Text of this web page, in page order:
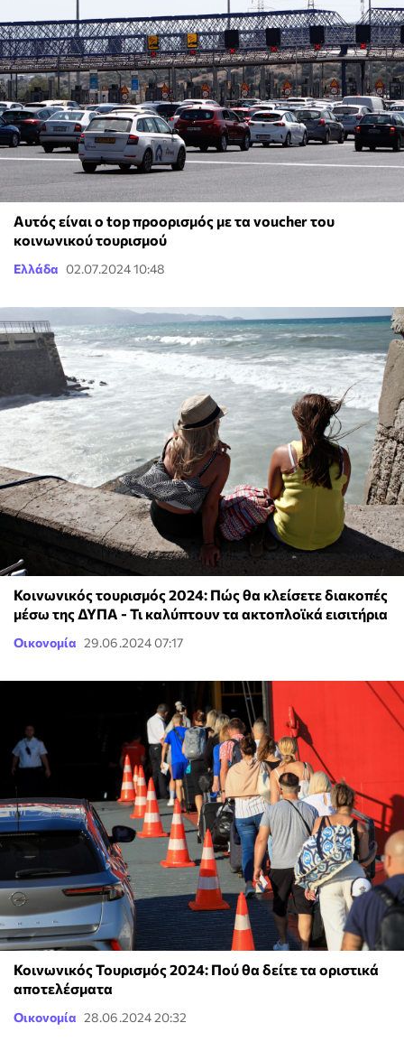
Αυτός είναι ο top προορισμός με τα voucher του
κοινωνικού τουρισμού
Ελλάδα 02.07.2024 10:48
Κοινωνικός τουρισμός 2024: Πώς θα κλείσετε διακοπές
μέσω της ΔΥΠΑ - Τι καλύπτουν τα ακτοπλοϊκά εισιτήρια
Οικονομία 29.06.2024 07:17
Κοινωνικός Τουρισμός 2024: Πού θα δείτε τα οριστικά
αποτελέσματα
Οικονομία 28.06.2024 20:32